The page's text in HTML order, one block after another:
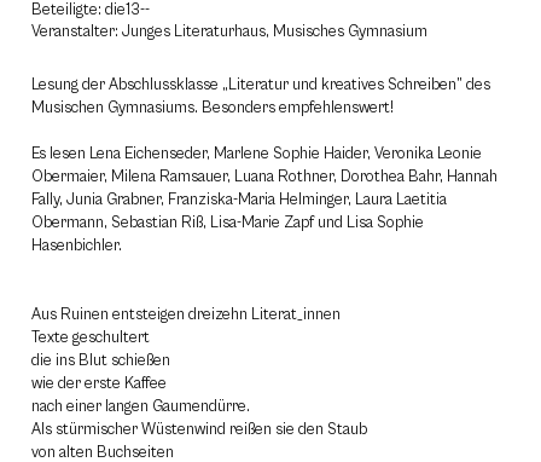
Beteiligte: die13--
Veranstalter: Junges Literaturhaus, Musisches Gymnasium
Lesung der Abschlussklasse „Literatur und kreatives Schreiben” des
Musischen Gymnasiums. Besonders empfehlenswert!
Es lesen Lena Eichenseder, Marlene Sophie Haider, Veronika Leonie
Obermaier, Milena Ramsauer, Luana Rothner, Dorothea Bahr, Hannah
Fally, Junia Grabner, Franziska-Maria Helminger, Laura Laetitia
Obermann, Sebastian Riß, Lisa-Marie Zapf und Lisa Sophie
Hasenbichler.
Aus Ruinen entsteigen dreizehn Literat_innen
Texte geschultert
die ins Blut schießen
wie der erste Kaffee
nach einer langen Gaumendürre.
Als stürmischer Wüstenwind reißen sie den Staub
von alten Buchseiten